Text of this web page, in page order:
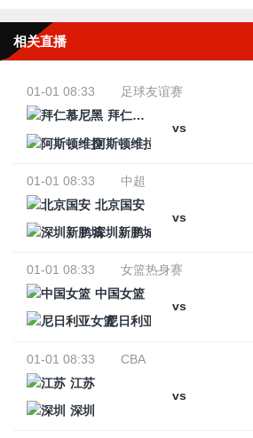
相关直播
01-01 08:33
足球友谊赛
拜仁慕尼黑
vs
阿斯顿维拉
01-01 08:33
中超
北京国安
vs
深圳新鹏城
01-01 08:33
女篮热身赛
中国女篮
vs
尼日利亚女篮
01-01 08:33
CBA
江苏
vs
深圳